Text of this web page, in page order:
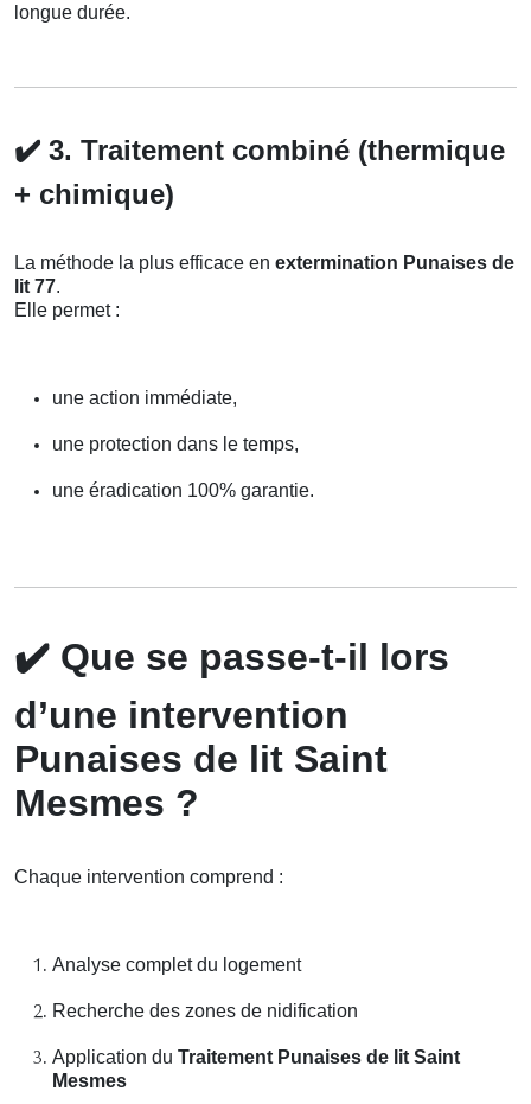
longue durée.
✔️ 3. Traitement combiné (thermique
+ chimique)
La méthode la plus efficace en extermination Punaises de
lit 77.
Elle permet :
une action immédiate,
une protection dans le temps,
une éradication 100% garantie.
✔️ Que se passe-t-il lors
d’une intervention
Punaises de lit Saint
Mesmes ?
Chaque intervention comprend :
Analyse complet du logement
Recherche des zones de nidification
Application du Traitement Punaises de lit Saint
Mesmes